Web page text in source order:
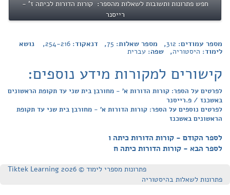
חפש פתרונות ותשובות לשאלות מהספר: קורות הדורות לכיתה ז' -
רייסנר
מספר עמודים: 312, מספר שאלות: 75, דנאקוד: 254-216, נושא
לימוד: היסטוריה, שפה: עברית
קישורים למקורות מידע נוספים:
לפרטים על הספר: קורות הדורות א' - מחורבן בית שני עד תקופת הראשונים
באשכנז / פ.רייסנר
לפרטים נוספים על הספר: קורות הדורות א' - מחורבן בית שני עד תקופת
הראשונים באשכנז
לספר הקודם - קורות הדורות כיתה ו
לספר הבא - קורות הדורות כיתה ח
פתרונות מספרי לימוד © Tiktek Learning 2026
פתרונות לשאלות בהיסטוריה